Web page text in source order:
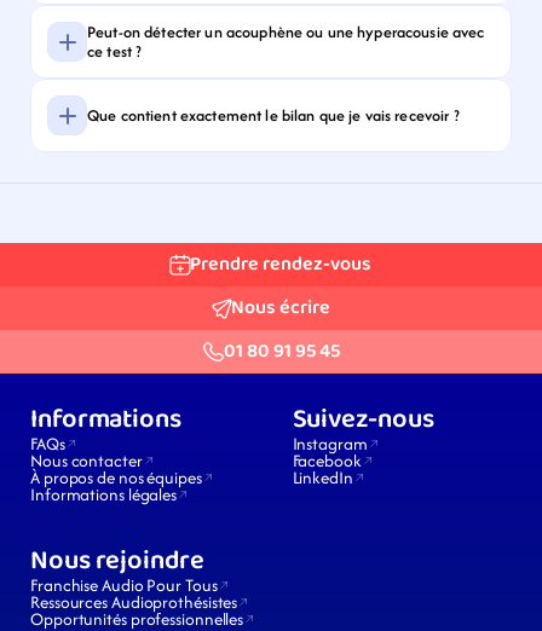
Peut-on détecter un acouphène ou une hyperacousie avec
ce test ?
Que contient exactement le bilan que je vais recevoir ?
Prendre rendez-vous
Nous écrire
01 80 91 95 45
Informations
FAQs
Nous contacter
À propos de nos équipes
Informations légales
Suivez-nous
Instagram
Facebook
LinkedIn
Nous rejoindre
Franchise Audio Pour Tous
Ressources Audioprothésistes
Opportunités professionnelles